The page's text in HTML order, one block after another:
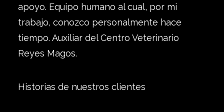
apoyo. Equipo humano al cual, por mi
trabajo, conozco personalmente hace
tiempo. Auxiliar del Centro Veterinario
Reyes Magos.
Historias de nuestros clientes